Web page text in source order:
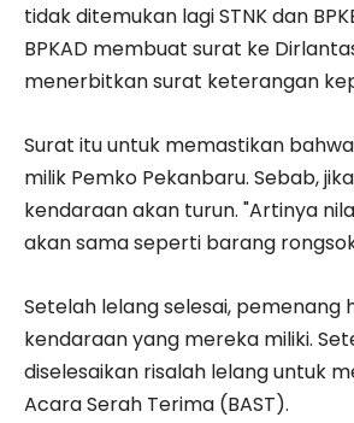
tidak ditemukan lagi STNK dan
BPKAD membuat surat ke
menerbitkan surat keterangan
Surat itu untuk memastikan
milik Pemko Pekanbaru. Sebab,
kendaraan akan turun. "Artinya
akan sama seperti barang
Setelah lelang selesai, pemenang
kendaraan yang mereka miliki.
diselesaikan risalah lelang untuk
Acara Serah Terima (BAST).